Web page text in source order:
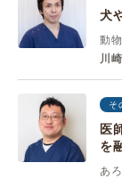
犬
動
川
そ
医
を
あ